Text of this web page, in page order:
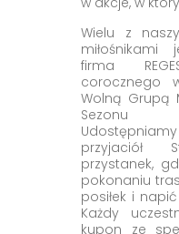
Wielu z
miłośnikami
firma
corocznego
Wolną Grupą
Sezonu
przyjaciół
przystanek,
pokonaniu
posiłek i
Każdy
kupon ze